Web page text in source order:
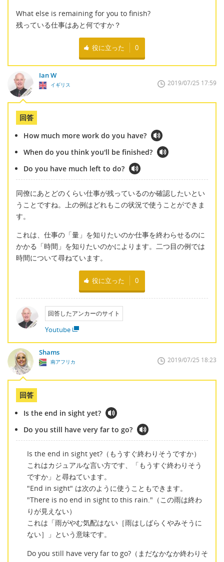
What else is remaining for you to finish?
残っている仕事はあと何ですか？
役に立った 0
Ian W
イギリス 2019/07/25 17:59
回答
How much more work do you have?
When do you think you'll be finished?
Do you have much left to do?
同僚にあとどのくらい仕事が残っているのか確認したいとい
うことですね。上の例はどれもこの状況で使うことができま
す。
これは、仕事の「量」を知りたいのか仕事を終わらせるのに
かかる「時間」を知りたいのかによります。二つ目の例では
時間について尋ねています。
役に立った 0
回答したアンカーのサイト
Youtube
Shams
南アフリカ 2019/07/25 18:23
回答
Is the end in sight yet?
Do you still have very far to go?
Is the end in sight yet?（もうすぐ終わりそうですか）
これはカジュアルな言い方です、「もうすぐ終わりそう
ですか」と尋ねています。
"End in sight" は次のように使うこともできます。
"There is no end in sight to this rain."（この雨は終わ
りが見えない）
これは「雨がやむ気配はない［雨はしばらくやみそうに
ない］」という意味です。
Do you still have very far to go?（まだなかなか終わりそ